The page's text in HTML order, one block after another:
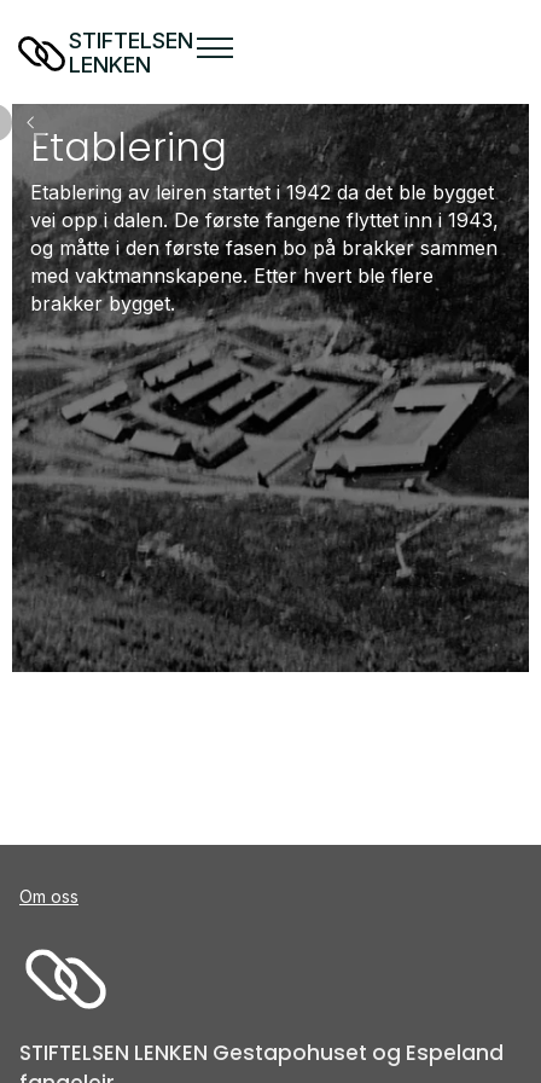
STIFTELSEN
LENKEN
Etab­le­ring
Etablering av leiren startet i 1942 da det ble bygget
vei opp i dalen. De første fangene flyttet inn i 1943,
og måtte i den første fasen bo på brakker sammen
med vaktmannskapene. Etter hvert ble flere
brakker bygget.
Om oss
STIFTELSEN LENKEN Gestapohuset og Espeland